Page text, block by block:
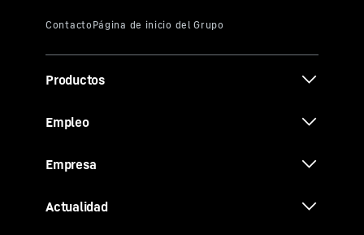
Productos
Empleo
Empresa
Actualidad